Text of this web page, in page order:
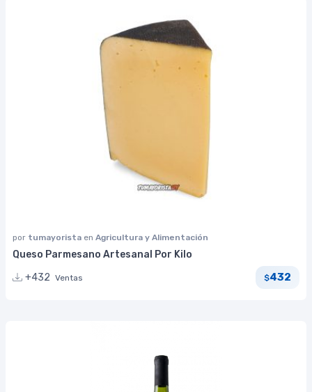
por tumayorista en Agricultura y Alimentación
Queso Parmesano Artesanal Por Kilo
+432 Ventas $432